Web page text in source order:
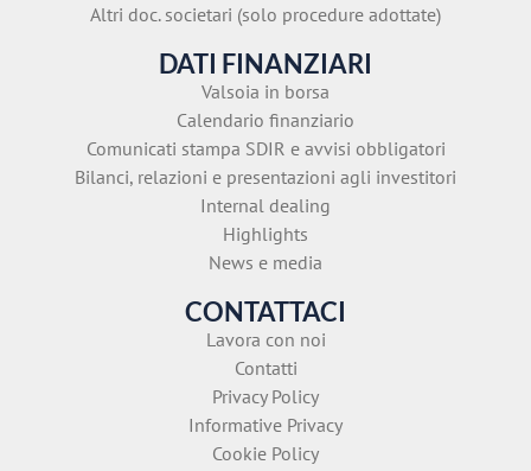
Altri doc. societari (solo procedure adottate)
DATI FINANZIARI
Valsoia in borsa
Calendario finanziario
Comunicati stampa SDIR e avvisi obbligatori
Bilanci, relazioni e presentazioni agli investitori
Internal dealing
Highlights
News e media
CONTATTACI
Lavora con noi
Contatti
Privacy Policy
Informative Privacy
Cookie Policy